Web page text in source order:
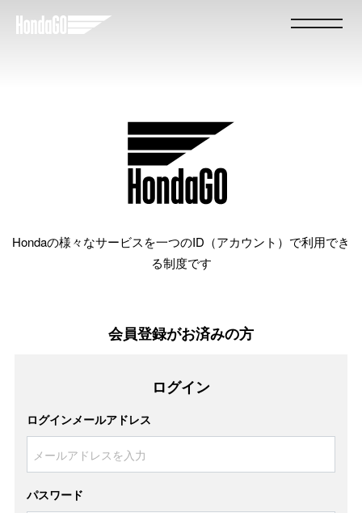
Hondaの様々なサービスを一つのID（アカウント）で利用でき
る制度です
会員登録がお済みの方
ログイン
ログインメールアドレス
パスワード